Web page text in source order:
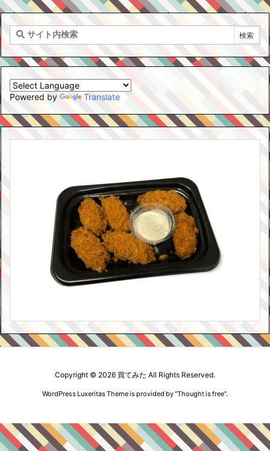
Powered by Translate
Copyright © 2026 買てみた All Rights Reserved.
WordPress Luxeritas Theme is provided by "Thought is free".